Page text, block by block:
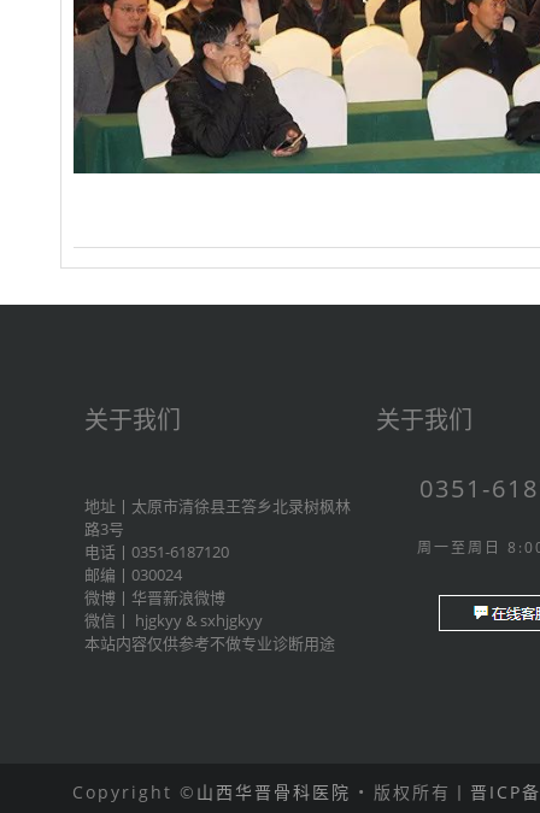
关于我们
地址丨太原市清徐县王答乡北录树枫林
路3号
电话丨0351-6187120
邮编丨030024
微博丨 华晋新浪微博
微信丨 hjgkyy & sxhjgkyy
本站内容仅供参考不做专业诊断用途
关于我们
0351-
周一至周日
Copyright © 山西华晋骨科医院 • 版权所有丨 晋ICP